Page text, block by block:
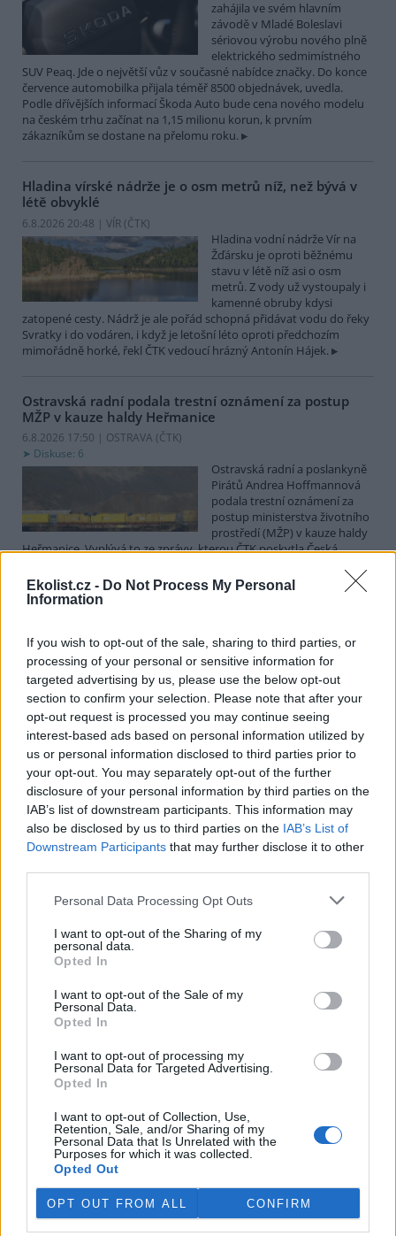
Ekolist.cz - Do Not Process My Personal
Information
If you wish to opt-out of the sale, sharing to third parties, or
processing of your personal or sensitive information for
targeted advertising by us, please use the below opt-out
section to confirm your selection. Please note that after your
opt-out request is processed you may continue seeing
interest-based ads based on personal information utilized by
us or personal information disclosed to third parties prior to
your opt-out. You may separately opt-out of the further
disclosure of your personal information by third parties on the
IAB’s list of downstream participants. This information may
also be disclosed by us to third parties on the IAB’s List of
Downstream Participants that may further disclose it to other
Personal Data Processing Opt Outs
I want to opt-out of the Sharing of my
personal data.
Opted In
I want to opt-out of the Sale of my
Personal Data.
Opted In
I want to opt-out of processing my
Personal Data for Targeted Advertising.
Opted In
I want to opt-out of Collection, Use,
Retention, Sale, and/or Sharing of my
Personal Data that Is Unrelated with the
Purposes for which it was collected.
Opted Out
OPT OUT FROM ALL CONFIRM
zahájila ve svém hlavním
závodě v Mladé Boleslavi
sériovou výrobu nového plně
elektrického sedmimístného
SUV Peaq. Jde o největší vůz v současné nabídce značky. Do konce
července automobilka přijala téměř 8500 objednávek, uvedla.
Podle dřívějších informací Škoda Auto bude cena nového modelu
na českém trhu začínat na 1,15 milionu korun, k prvním
zákazníkům se dostane na přelomu roku.
Hladina vírské nádrže je o osm metrů níž, než bývá v
létě obvyklé
6.8.2026 20:48 | VÍR (ČTK)
Hladina vodní nádrže Vír na
Žďársku je oproti běžnému
stavu v létě níž asi o osm
metrů. Z vody už vystoupaly i
kamenné obruby kdysi
zatopené cesty. Nádrž je ale pořád schopná přidávat vodu do řeky
Svratky i do vodáren, i když je letošní léto oproti předchozím
mimořádně horké, řekl ČTK vedoucí hrázný Antonín Hájek.
Ostravská radní podala trestní oznámení za postup
MŽP v kauze haldy Heřmanice
6.8.2026 17:50 | OSTRAVA (ČTK)
Diskuse: 6
Ostravská radní a poslankyně
Pirátů Andrea Hoffmannová
podala trestní oznámení za
postup ministerstva životního
prostředí (MŽP) v kauze haldy
Heřmanice. Vyplývá to ze zprávy, kterou ČTK poskytla Česká
případu České inspekci životního prostředí (ČIŽP) a zastavení řízení.
Hoffmannová ČTK sdělila, že trestní oznámení podala proti dosud
zjištěna prověřováním. Stanovisko MŽP a ČIŽP ČTK shání.
Ředitelé odborů i mluvčí se z ČIŽP rozhodli odejít z
vlastní vůle, řekl Straka
6.8.2026 15:22 (ČTK)
Ředitel odboru vnitřních
služeb Matěj Mrlina, vedoucí
služebního úřadu Oldřich
Jarolím a tisková mluvčí Miriam
Loužecká končí na České
inspekci životního prostředí (ČIŽP) z vlastní iniciativy. Na dotaz ČTK
to napsal nový ředitel inspekce Pavel Straka (za Motoristy). O jejich
plánovaných odchodechinformovalyv pondělí Seznam Zprávy.
Veterináři v horku ošetřují více zvířat, ohrožení jsou psi
se zploštělým čumákem
Veterináři v současných
vedrech ošetřují více zvířat.
krátkou lebkou a zploštělým
čumákem, jako jsou například mopsi nebo buldočci, starší jedinci a
zvířata se srdečním onemocněním. Jejich majitelé pro ně
dehydrataci nebo kolapsu. ČTK to sdělila viceprezidentka Komory
veterinárních lékařů ČR Kateřina Valdhans.
Do Prahy dorazili jezdci cyklistické štafety, míří na
konferenci o klimatu